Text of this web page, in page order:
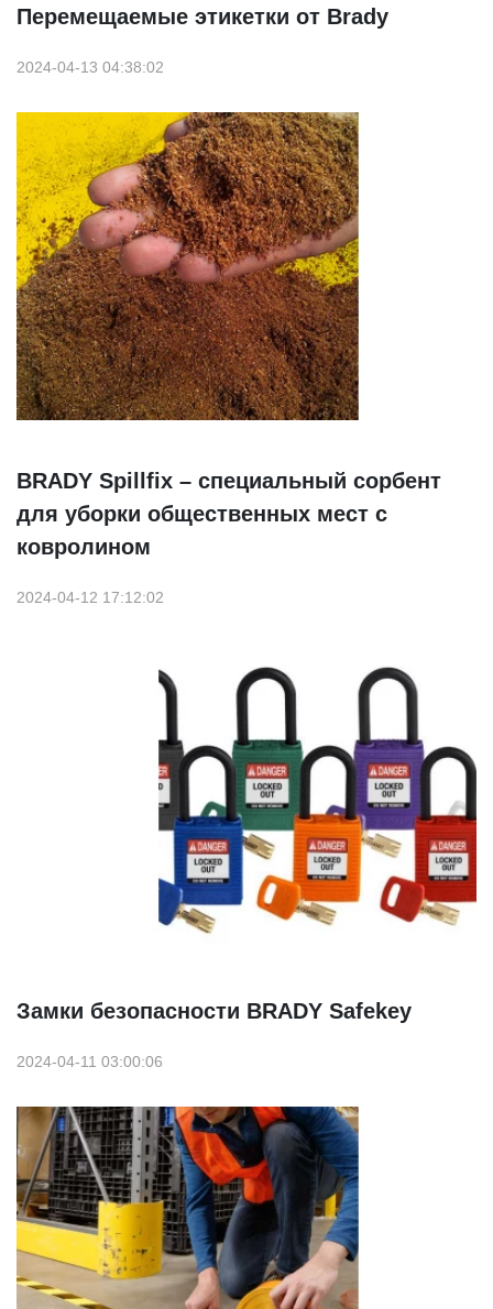
Перемещаемые этикетки от Brady
2024-04-13 04:38:02
BRADY Spillfix – специальный сорбент
для уборки общественных мест с
ковролином
2024-04-12 17:12:02
Замки безопасности BRADY Safekey
2024-04-11 03:00:06